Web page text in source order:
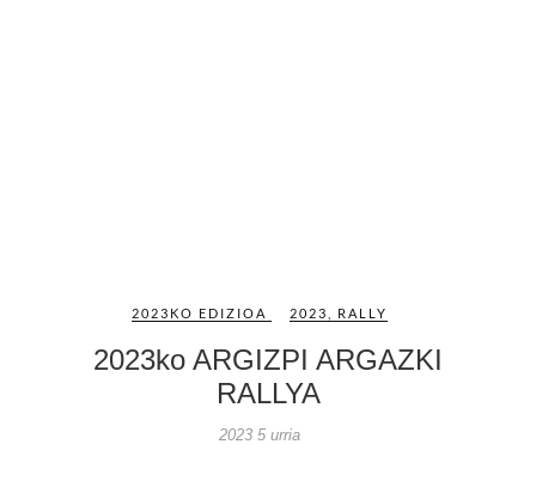
2023KO EDIZIOA 2023 RALLY
2023ko ARGIZPI ARGAZKI
RALLYA
2023 5 urria